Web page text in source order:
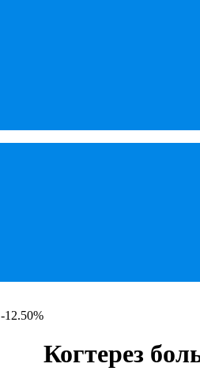
-12.50%
Когтерез